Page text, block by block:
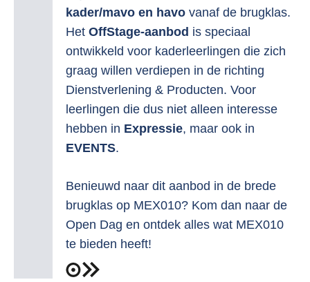
kader/mavo en havo vanaf de brugklas.
Het OffStage-aanbod is speciaal
ontwikkeld voor kaderleerlingen die zich
graag willen verdiepen in de richting
Dienstverlening & Producten. Voor
leerlingen die dus niet alleen interesse
hebben in Expressie, maar ook in
EVENTS.
Benieuwd naar dit aanbod in de brede
brugklas op MEX010? Kom dan naar de
Open Dag en ontdek alles wat MEX010
te bieden heeft!